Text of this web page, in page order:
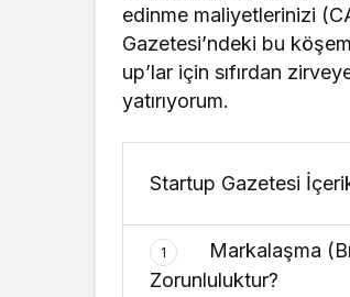
edinme maliyetlerinizi
Gazetesi’ndeki bu
up’lar için sıfırdan
yatırıyorum.
Startup Gazetesi
1
Markalaşma
Zorunluluktur?